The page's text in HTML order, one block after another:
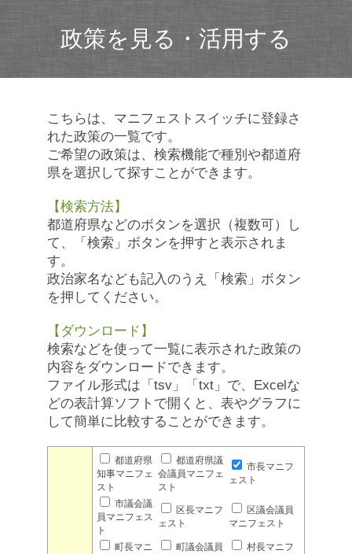
政策を見る・活用する
こちらは、マニフェストスイッチに登録さ
れた政策の一覧です。
ご希望の政策は、検索機能で種別や都道府
県を選択して探すことができます。
【検索方法】
都道府県などのボタンを選択（複数可）し
て、「検索」ボタンを押すと表示されま
す。
政治家名なども記入のうえ「検索」ボタン
を押してください。
【ダウンロード】
検索などを使って一覧に表示された政策の
内容をダウンロードできます。
ファイル形式は「tsv」「txt」で、Excelな
どの表計算ソフトで開くと、表やグラフに
して簡単に比較することができます。
都道府県
知事マニフェ
スト
都道府県議
会議員マニフェ
スト
市長マニフ
ェスト
市議会議
員マニフェス
ト
区長マニフ
ェスト
区議会議員
マニフェスト
町長マニ
町議会議員
村長マニフ